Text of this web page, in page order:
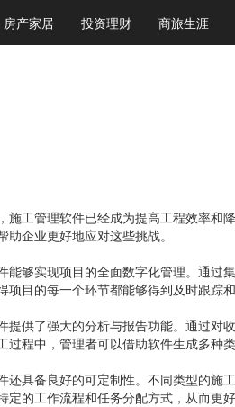
房产家居 投资理财 商旅生涯
施工管理软件已经成为提高工程效率和
助企业更好地应对这些挑战。
能够实现项目的全面数字化管理。通过
项目的每一个环节都能够得到及时跟踪
提供了强大的分析与报告功能。通过对
过程中，管理者可以借助软件生成多种
还具备良好的可定制性。不同类型的施
定的工作流程和任务分配方式，从而更